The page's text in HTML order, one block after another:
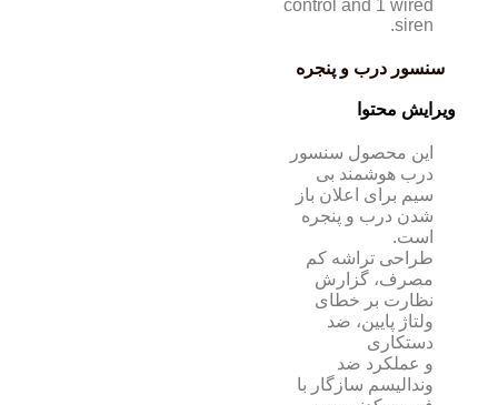
control and 1 wired
siren.
سنسور درب و پنجره
ویرایش محتوا
این محصول سنسور
درب هوشمند بی
سیم برای اعلان باز
شدن درب و پنجره
است.
طراحی تراشه کم
مصرف، گزارش
نظارت بر خطای
ولتاژ پایین، ضد
دستکاری
و عملکرد ضد
وندالیسم سازگار با